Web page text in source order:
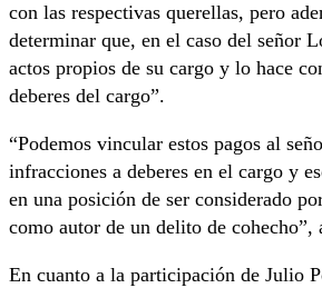
con las respectivas querellas, pero
determinar que, en el caso del señor
actos propios de su cargo y lo hace
deberes del cargo”.
“Podemos vincular estos pagos al
infracciones a deberes en el cargo y
en una posición de ser considerado
como autor de un delito de cohecho”,
En cuanto a la participación de Julio